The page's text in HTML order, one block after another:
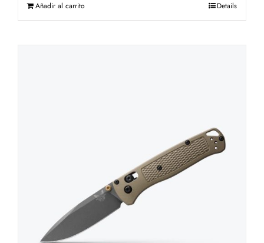
Añadir al carrito Details